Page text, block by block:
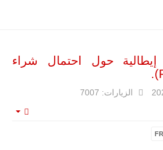
حول احتمال شراء
الزيارات: 7007